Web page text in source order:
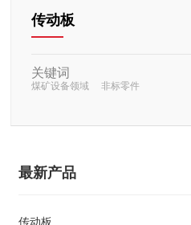
传动板
关键词
煤矿设备领域 非标零件
最新产品
传动板